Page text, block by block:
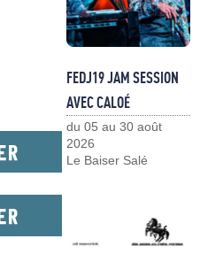
FEDJ19 JAM SESSION
AVEC CALOÉ
du 05 au 30 août
2026
Le Baiser Salé